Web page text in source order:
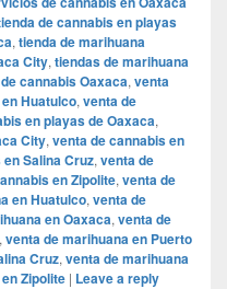
de cannabis en playas
, tienda de marihuana
City, tiendas de marihuana
cannabis Oaxaca, venta
Huatulco, venta de
en playas de Oaxaca,
City, venta de cannabis en
Salina Cruz, venta de
en Zipolite, venta de
en Huatulco, venta de
en Oaxaca, venta de
, venta de marihuana en Puerto
Cruz, venta de marihuana
Zipolite | Leave a reply